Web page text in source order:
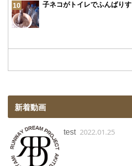
10 子ネコがトイレでふんばり
新着動画
test 2022.01.25